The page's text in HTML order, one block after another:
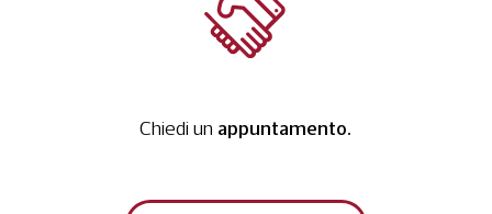
Chiedi un appuntamento.